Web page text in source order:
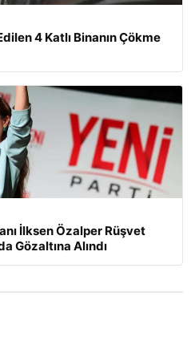
4 Katlı Binanın Çökme
İlksen Özalper Rüşvet
Gözaltına Alındı